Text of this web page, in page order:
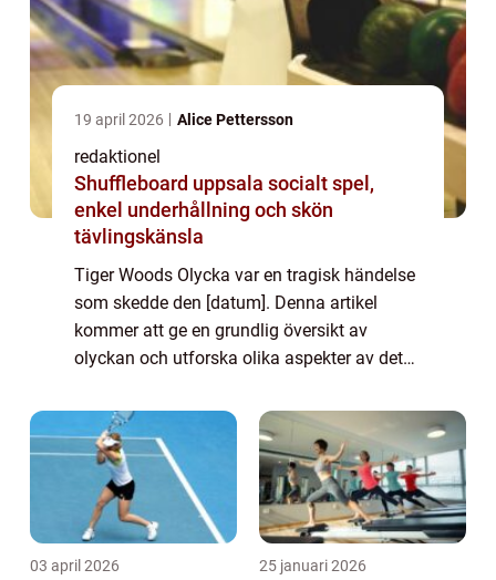
19 april 2026 Alice Pettersson
redaktionel
Shuffleboard uppsala socialt spel,
enkel underhållning och skön
tävlingskänsla
Tiger Woods Olycka var en tragisk händelse
som skedde den [datum]. Denna artikel
kommer att ge en grundlig översikt av
olyckan och utforska olika aspekter av det
intresse. Vad är Tiger Woods Olycka? Tiger
Wo...
03 april 2026 25 januari 2026